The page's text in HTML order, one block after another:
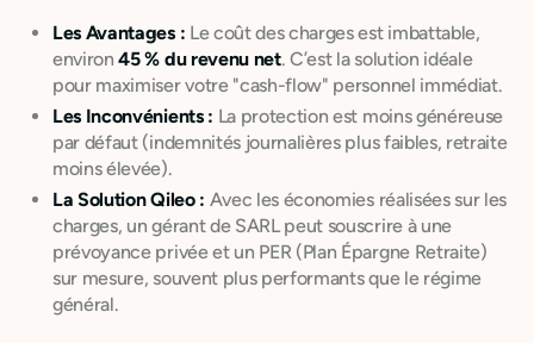
Les Avantages : Le coût des charges est imbattable,
environ45 % du revenu net. C’est la solution idéale
pour maximiser votre "cash-flow" personnel immédiat.
Les Inconvénients : La protection est moins généreuse
par défaut (indemnités journalières plus faibles, retraite
moins élevée).
La Solution Qileo : Avec les économies réalisées sur les
charges, un gérant de SARL peut souscrire à une
prévoyance privée et un PER (Plan Épargne Retraite)
sur mesure, souvent plus performants que le régime
général.